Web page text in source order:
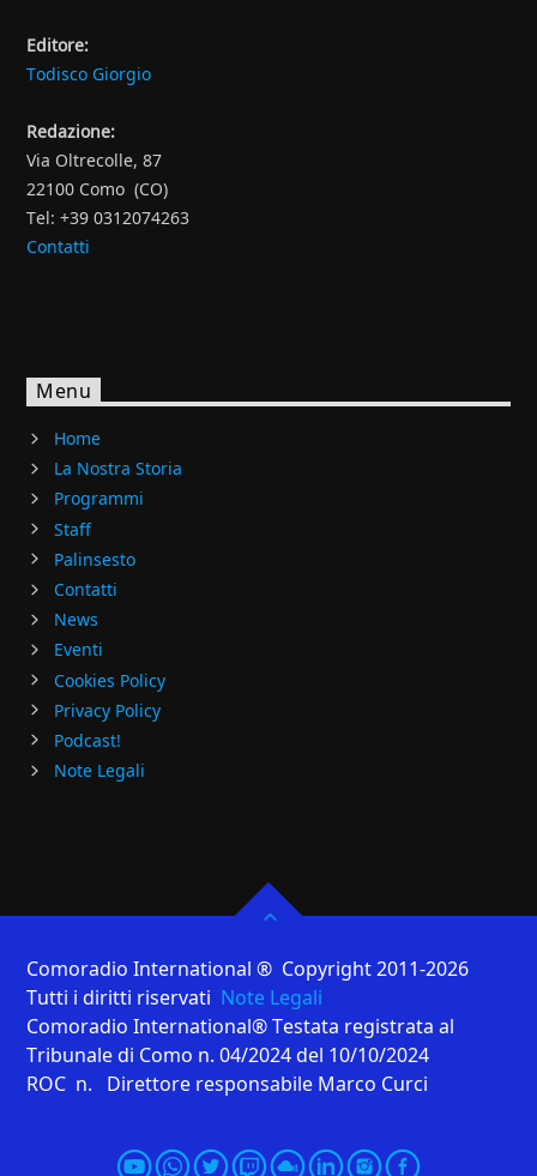
Editore:
Todisco Giorgio
Redazione:
Via Oltrecolle, 87
22100 Como (CO)
Tel: +39 0312074263
Contatti
Menu
Home
La Nostra Storia
Programmi
Staff
Palinsesto
Contatti
News
Eventi
Cookies Policy
Privacy Policy
Podcast!
Note Legali
Comoradio International ® Copyright 2011-2026
Tutti i diritti riservati Note Legali
Comoradio International® Testata registrata al
Tribunale di Como n. 04/2024 del 10/10/2024
ROC n. Direttore responsabile Marco Curci